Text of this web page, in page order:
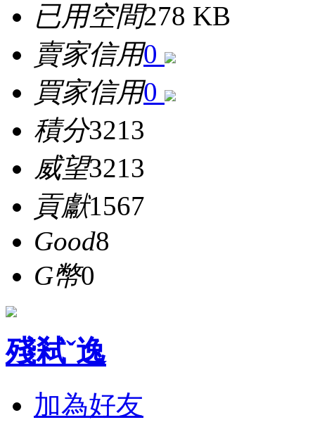
已用空間278 KB
賣家信用0
買家信用0
積分3213
威望3213
貢獻1567
Good8
G幣0
殘弒ˇ逸
加為好友